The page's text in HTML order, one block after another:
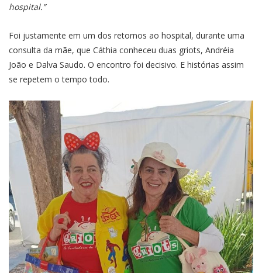
hospital.”
Foi justamente em um dos retornos ao hospital, durante uma
consulta da mãe, que Cáthia conheceu duas griots, Andréia
João e Dalva Saudo. O encontro foi decisivo. E histórias assim
se repetem o tempo todo.